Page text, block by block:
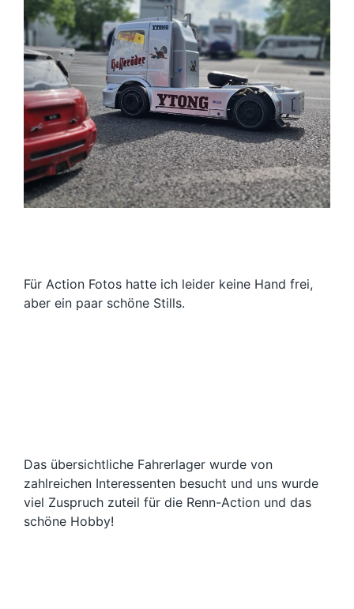
Für Action Fotos hatte ich leider keine Hand frei,
aber ein paar schöne Stills.
Das übersichtliche Fahrerlager wurde von
zahlreichen Interessenten besucht und uns wurde
viel Zuspruch zuteil für die Renn-Action und das
schöne Hobby!